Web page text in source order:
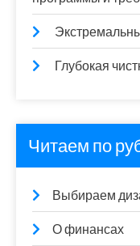
Глубокая
Читаем по
Выбираем
О финансах